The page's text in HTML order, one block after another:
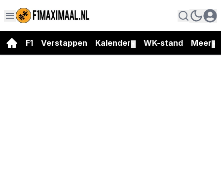
F1 Verstappen Kalender WK-stand Meer